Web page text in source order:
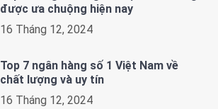
được ưa chuộng hiện nay
16 Tháng 12, 2024
Top 7 ngân hàng số 1 Việt Nam về
chất lượng và uy tín
16 Tháng 12, 2024